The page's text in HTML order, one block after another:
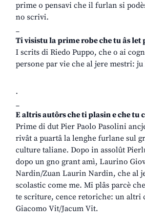
prime o pensavi che il furlan si
no scrivi.
_
Ti visistu la prime robe che tu âs let
I scrits di Riedo Puppo, che o ai
persone par vie che al jere mestri:
.
_
E altris autôrs che ti plasin e che tu
Prime di dut Pier Paolo Pasolini
rivât a puartâ la lenghe furlane sul
culture taliane. Dopo in assolût
dopo un gno grant amì, Laurino
Nardin/Zuan Laurin Nardin, che al
scolastic come me. Mi plâs parcè
te scriture, cence retoriche: un altri
Giacomo Vit/Jacum Vit.